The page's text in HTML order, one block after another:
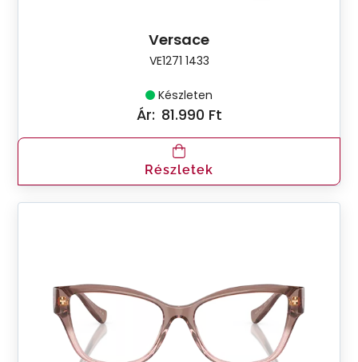
Versace
VE1271 1433
Készleten
Ár: 81.990 Ft
Részletek